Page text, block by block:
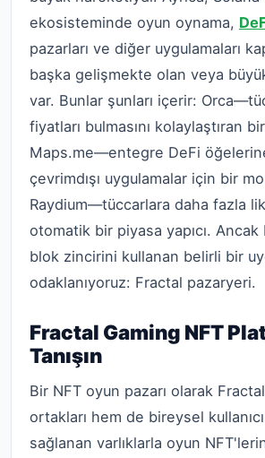
ekosisteminde oyun oynama,
pazarları ve diğer uygulamaları
başka gelişmekte olan veya
var. Bunlar şunları içerir:
fiyatları bulmasını kolaylaştıran
Maps.me—entegre DeFi
çevrimdışı uygulamalar için bir
Raydium—tüccarlara daha fazla
otomatik bir piyasa yapıcı. Ancak
blok zincirini kullanan belirli bir
odaklanıyoruz: Fractal pazaryeri.
Fractal Gaming NFT
Tanışın
Bir NFT oyun pazarı olarak
ortakları hem de bireysel
sağlanan varlıklarla oyun